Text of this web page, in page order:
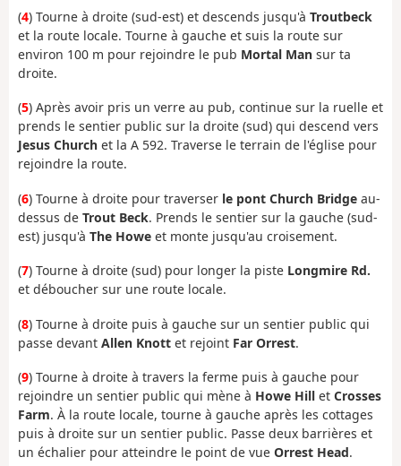
(4) Tourne à droite (sud-est) et descends jusqu'à Troutbeck
et la route locale. Tourne à gauche et suis la route sur
environ 100 m pour rejoindre le pub Mortal Man sur ta
droite.
(5) Après avoir pris un verre au pub, continue sur la ruelle et
prends le sentier public sur la droite (sud) qui descend vers
Jesus Church et la A 592. Traverse le terrain de l'église pour
rejoindre la route.
(6) Tourne à droite pour traverser le pont Church Bridge au-
dessus de Trout Beck. Prends le sentier sur la gauche (sud-
est) jusqu'à The Howe et monte jusqu'au croisement.
(7) Tourne à droite (sud) pour longer la piste Longmire Rd.
et déboucher sur une route locale.
(8) Tourne à droite puis à gauche sur un sentier public qui
passe devant Allen Knott et rejoint Far Orrest.
(9) Tourne à droite à travers la ferme puis à gauche pour
rejoindre un sentier public qui mène à Howe Hill et Crosses
Farm. À la route locale, tourne à gauche après les cottages
puis à droite sur un sentier public. Passe deux barrières et
un échalier pour atteindre le point de vue Orrest Head.